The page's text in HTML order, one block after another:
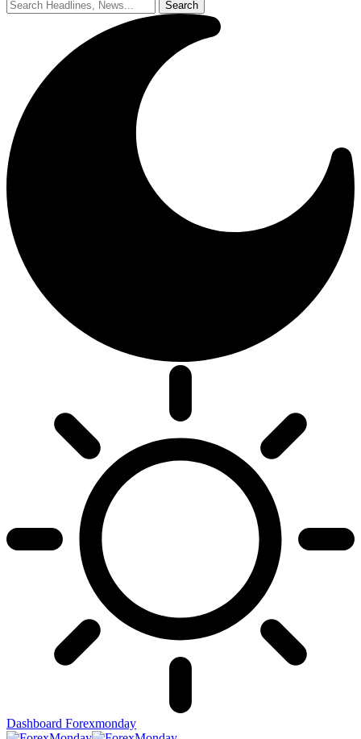
Dashboard Forexmonday